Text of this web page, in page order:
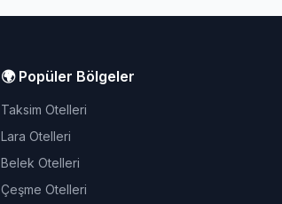
🌍 Popüler Bölgeler
Taksim Otelleri
Lara Otelleri
Belek Otelleri
Çeşme Otelleri